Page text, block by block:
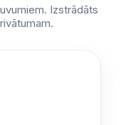
Izstrādāts